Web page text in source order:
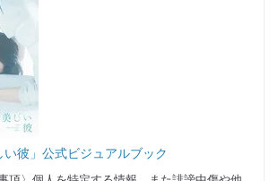
彼」公式ビジュアルブック